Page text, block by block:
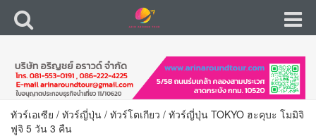
ทัวร์เอเซีย / ทัวร์ญี่ปุ่น / ทัวร์โตเกียว / ทัวร์ญี่ปุ่น TOKYO ฮะคุบะ โมมิจิ
ฟูจิ 5 วัน 3 คืน